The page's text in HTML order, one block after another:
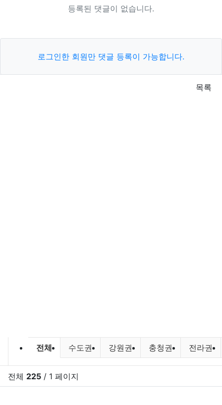
등록된 댓글이 없습니다.
로그인한 회원만 댓글 등록이 가능합니다.
목록
민물낚시,루어낚시 조황 및 포인트
전체 수도권 강원권 충청권 전라권
전체 225 / 1 페이지